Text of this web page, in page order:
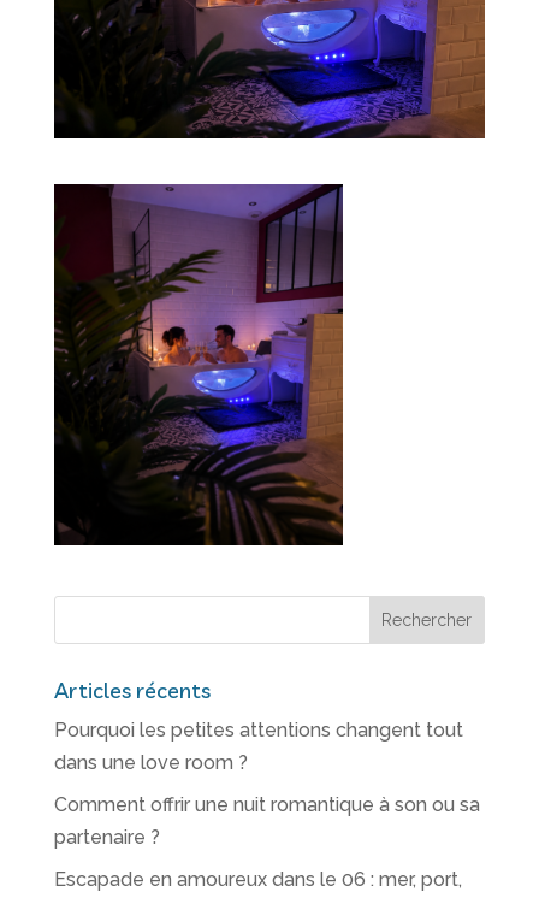
Articles récents
Pourquoi les petites attentions changent tout
dans une love room ?
Comment offrir une nuit romantique à son ou sa
partenaire ?
Escapade en amoureux dans le 06 : mer, port,